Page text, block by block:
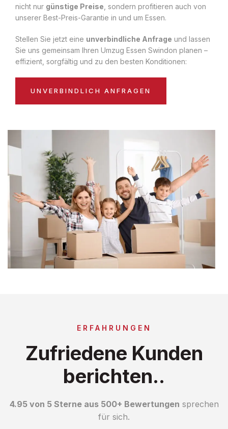
nicht nur günstige Preise , sondern profitieren auch von
unserer Best-Preis-Garantie in und um Essen.
Stellen Sie jetzt eine unverbindliche Anfrage und lassen
Sie uns gemeinsam Ihren Umzug Essen Swindon planen –
effizient, sorgfältig und zu den besten Konditionen:
UNVERBINDLICH ANFRAGEN
ERFAHRUNGEN
Zufriedene Kunden
berichten..
4.95 von 5 Sterne aus 500+ Bewertungen sprechen
für sich.